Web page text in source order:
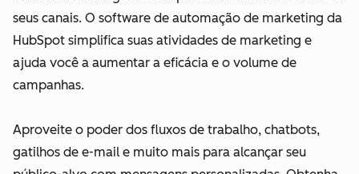
seus canais. O software de automação de marketing da
HubSpot simplifica suas atividades de marketing e
ajuda você a aumentar a eficácia e o volume de
campanhas.
Aproveite o poder dos fluxos de trabalho, chatbots,
gatilhos de e-mail e muito mais para alcançar seu